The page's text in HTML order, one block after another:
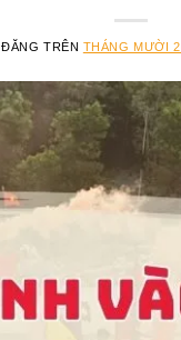
TRÊN THÁNG MƯỜI